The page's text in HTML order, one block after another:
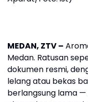
MEDAN, ZTV –
Medan. Ratusan
dokumen resmi,
lelang atau bekas
berlangsung lama